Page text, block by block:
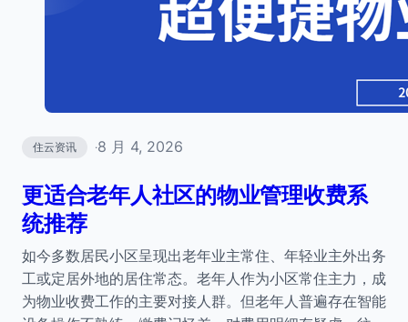
住云资讯 ·8 月 4, 2026
更适合老年人社区的物业管理收费系
统推荐
如今多数居民小区呈现出老年业主常住、年轻业主外出务
工或定居外地的居住常态。老年人作为小区常住主力，成
为物业收费工作的主要对接人群。但老年人普遍存在智能